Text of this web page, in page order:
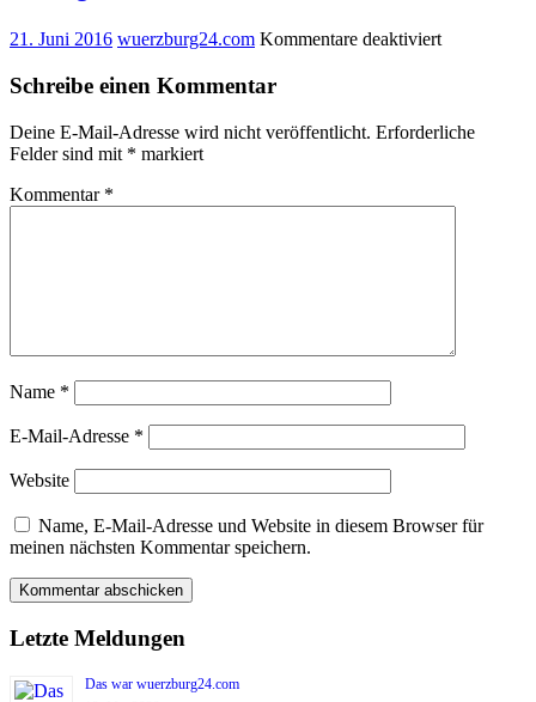
21. Juni 2016 wuerzburg24.com Kommentare deaktiviertfür
Schreibe einen Kommentar
Deine E-Mail-Adresse wird nicht veröffentlicht. Erforderliche
Felder sind mit * markiert
Kommentar *
Name *
E-Mail-Adresse *
Website
Name, E-Mail-Adresse und Website in diesem Browser für
meinen nächsten Kommentar speichern.
Letzte Meldungen
Das war wuerzburg24.com